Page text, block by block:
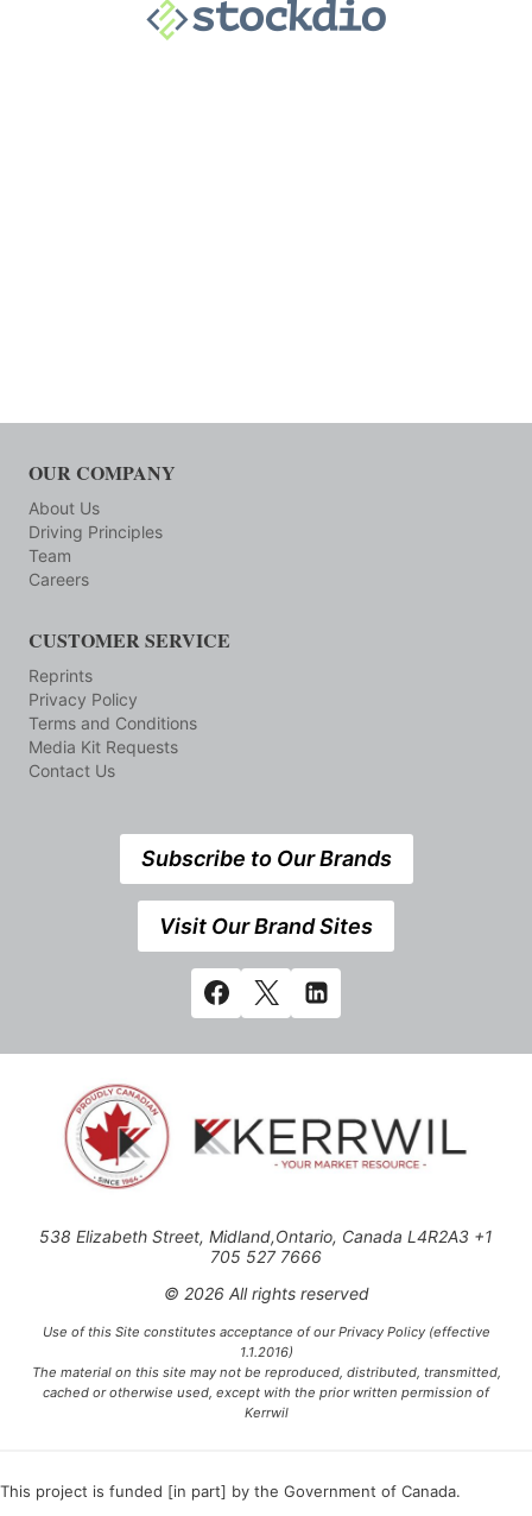
OUR COMPANY
About Us
Driving Principles
Team
Careers
CUSTOMER SERVICE
Reprints
Privacy Policy
Terms and Conditions
Media Kit Requests
Contact Us
Subscribe to Our Brands
Visit Our Brand Sites
538 Elizabeth Street, Midland,Ontario, Canada L4R2A3 +1
705 527 7666
© 2026 All rights reserved
Use of this Site constitutes acceptance of our Privacy Policy (effective
1.1.2016)
The material on this site may not be reproduced, distributed, transmitted,
cached or otherwise used, except with the prior written permission of
Kerrwil
This project is funded [in part] by the Government of Canada.